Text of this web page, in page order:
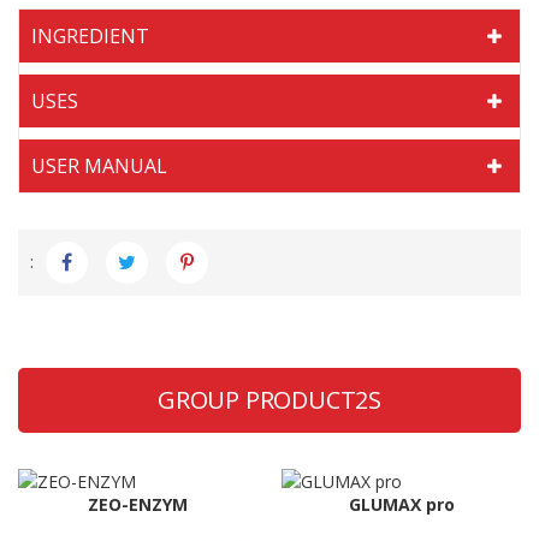
INGREDIENT
USES
USER MANUAL
:
GROUP PRODUCT2S
ZEO-ENZYM GLUMAX pro